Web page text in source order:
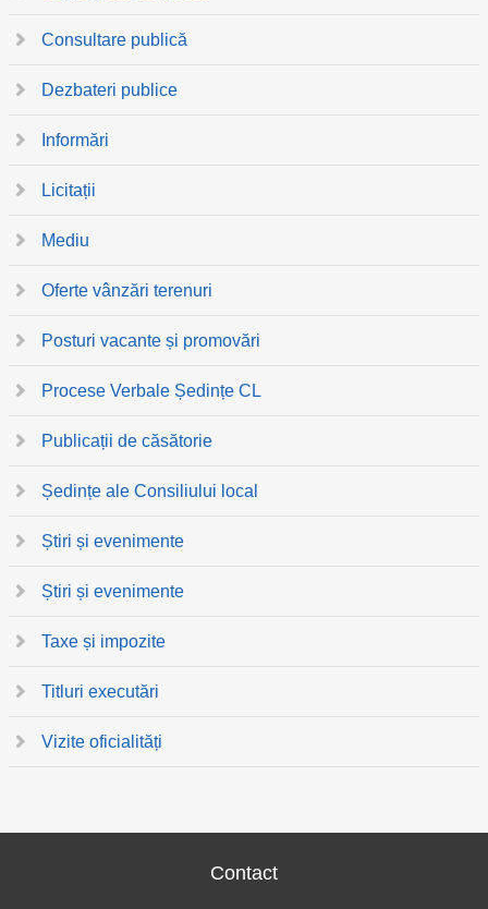
Consultare publică
Dezbateri publice
Informări
Licitații
Mediu
Oferte vânzări terenuri
Posturi vacante și promovări
Procese Verbale Ședințe CL
Publicații de căsătorie
Ședințe ale Consiliului local
Știri și evenimente
Știri și evenimente
Taxe și impozite
Titluri executări
Vizite oficialități
Contact